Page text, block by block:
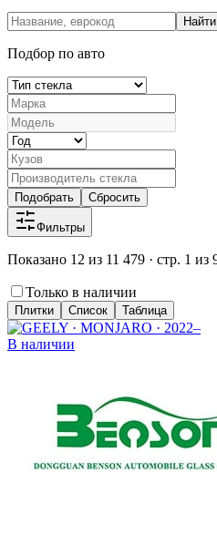
Найти
Подбор по авто
Подобрать Сбросить
Фильтры
Показано 12 из 11 479 · стр. 1 из
Только в наличии
Плитки Список Таблица
В наличии